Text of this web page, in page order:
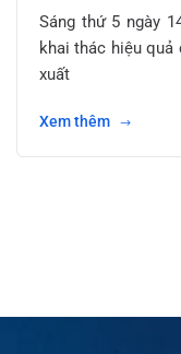
Sáng thứ 5 ngày
khai thác hiệu
xuất
Xem thêm